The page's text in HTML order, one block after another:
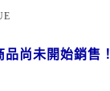
品尚未開始銷售！